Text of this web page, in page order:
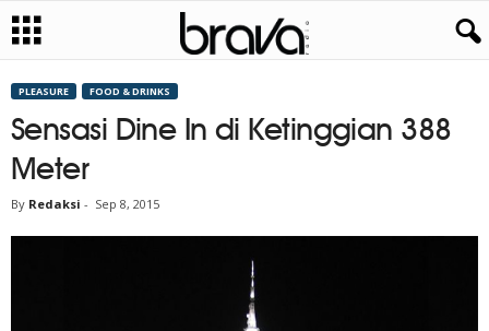
PLEASURE FOOD & DRINKS
Sensasi Dine In di Ketinggian 388
Meter
By Redaksi - Sep 8, 2015